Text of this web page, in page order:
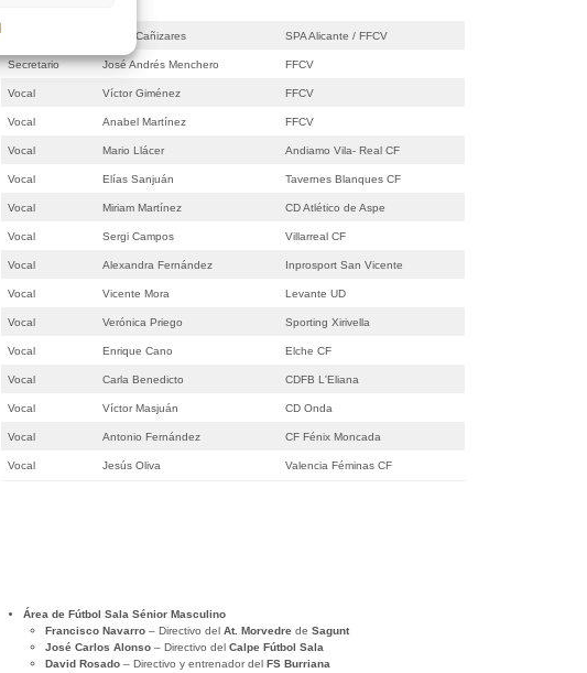
Jesús Cañizares SPA Alicante / FFCV
Secretario José Andrés Menchero FFCV
Vocal Víctor Giménez FFCV
Vocal Anabel Martínez FFCV
Vocal Mario Llácer Andiamo Vila- Real CF
Vocal Elías Sanjuán Tavernes Blanques CF
Vocal Miriam Martínez CD Atlético de Aspe
Vocal Sergi Campos Villarreal CF
Vocal Alexandra Fernández Inprosport San Vicente
Vocal Vicente Mora Levante UD
Vocal Verónica Priego Sporting Xirivella
Vocal Enrique Cano Elche CF
Vocal Carla Benedicto CDFB L'Eliana
Vocal Víctor Masjuán CD Onda
Vocal Antonio Fernández CF Fénix Moncada
Vocal Jesús Oliva Valencia Féminas CF
Área de Fútbol Sala Sénior Masculino
Francisco Navarro – Directivo delAt. Morvedre deSagunt
José Carlos Alonso – Directivo delCalpe Fútbol Sala
David Rosado – Directivo y entrenador del
FS Burriana